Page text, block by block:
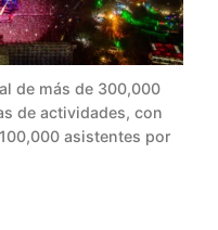
de más de 300,000
de actividades, con
asistentes por